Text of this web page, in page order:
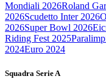
Mondiali 2026Roland
2026Scudetto Inter 2026
2026Super Bowl 2026
Riding Fest 2025
2024Euro 2024
Squadra Serie A